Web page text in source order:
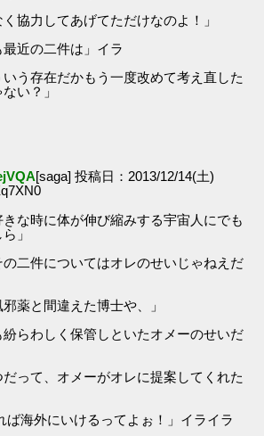
協力してあげてただけなのよ！」
近の二件は」イラ
う存在だかもう一度改めて考え直した
い？」
[saga] 投稿日：2013/12/14(土)
な時に体が伸び縮みする宇宙人にでも
」
の二件についてはオレのせいじゃねえだ
薬と間違えた博士や、」
紛らわしく保管しといたオメーのせいだ
って、オメーがオレに提案してくれた
ば海外にいけるってよぉ！」イライラ